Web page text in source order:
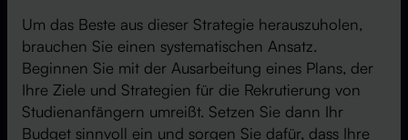
Um das Beste aus dieser Strategie herauszuholen,
brauchen Sie einen systematischen Ansatz.
Beginnen Sie mit der Ausarbeitung eines Plans, der
Ihre Ziele und Strategien für die Rekrutierung von
Studienanfängern umreißt. Setzen Sie dann Ihr
Budget sinnvoll ein und sorgen Sie dafür, dass Ihre